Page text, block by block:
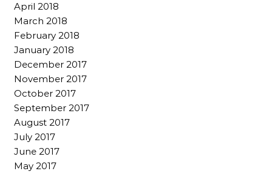
April 2018
March 2018
February 2018
January 2018
December 2017
November 2017
October 2017
September 2017
August 2017
July 2017
June 2017
May 2017